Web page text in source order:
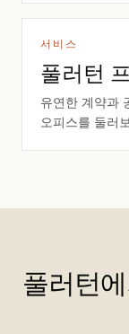
서비스
풀러턴
유연한 계약과
오피스를 둘러
풀러턴